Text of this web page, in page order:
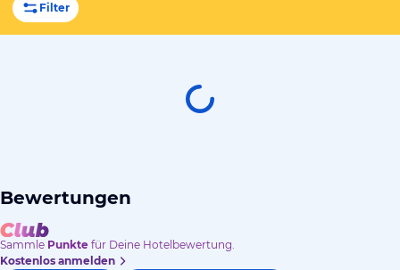
Filter
Bewertungen
Sammle Punkte für Deine Hotelbewertung.
Kostenlos anmelden